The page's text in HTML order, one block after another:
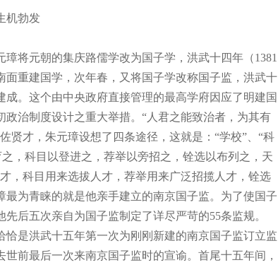
机勃发
将元朝的集庆路儒学改为国子学，洪武十四年（1381
面重建国学，次年春，又将国子学改称国子监，洪武十
成。这个由中央政府直接管理的最高学府因应了明建国
治制度设计之重大举措。“人君之能致治者，为其有
贤才，朱元璋设想了四条途径，这就是：“学校”、“科
之，科目以登进之，荐举以旁招之，铨选以布列之，天
，科目用来选拔人才，荐举用来广泛招揽人才，铨选
最为青睐的就是他亲手建立的南京国子监。为了使国子
后五次亲自为国子监制定了详尽严苛的55条监规。
恰是洪武十五年第一次为刚刚新建的南京国子监订立监
前最后一次来南京国子监时的宣谕。首尾十五年间，